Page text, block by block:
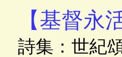
【基督永
詩集：世紀